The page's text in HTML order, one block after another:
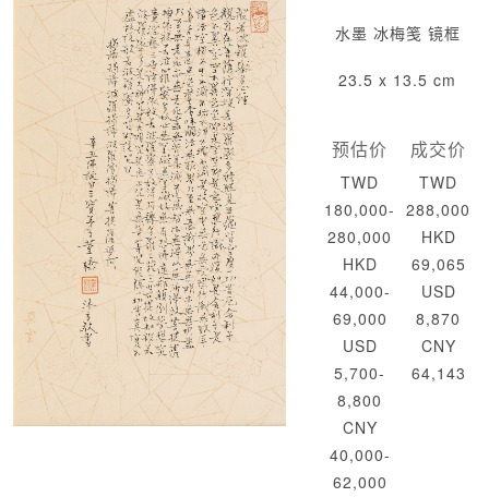
水墨 冰梅笺 镜框
23.5 x 13.5 cm
预估价
TWD
180,000-
280,000
HKD
44,000-
69,000
USD
5,700-
8,800
CNY
40,000-
62,000
成交价
TWD
288,000
HKD
69,065
USD
8,870
CNY
64,143